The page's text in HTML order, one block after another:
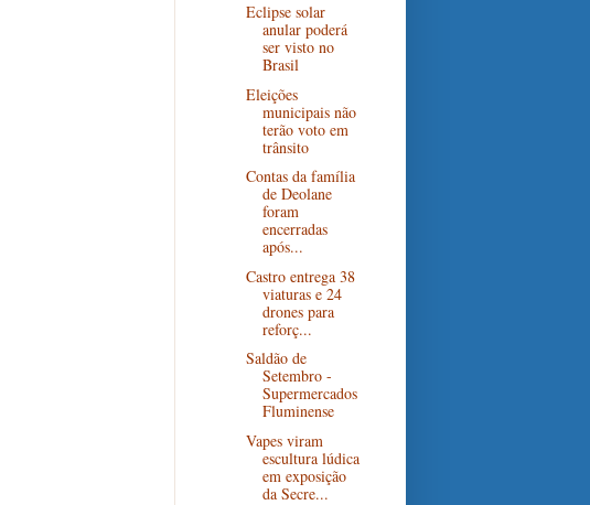
Eclipse solar
anular poderá
ser visto no
Brasil
Eleições
municipais não
terão voto em
trânsito
Contas da família
de Deolane
foram
encerradas
após...
Castro entrega 38
viaturas e 24
drones para
reforç...
Saldão de
Setembro -
Supermercados
Fluminense
Vapes viram
escultura lúdica
em exposição
da Secre...